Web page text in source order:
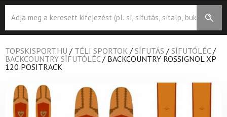
search
TOPSKISPORT.HU / TÉLI SPORTOK / SÍFUTÁS / SÍFUTÓLÉC /
BACKCOUNTRY SÍFUTÓLÉC / BACKCOUNTRY ROSSIGNOL XP
120 POSITRACK